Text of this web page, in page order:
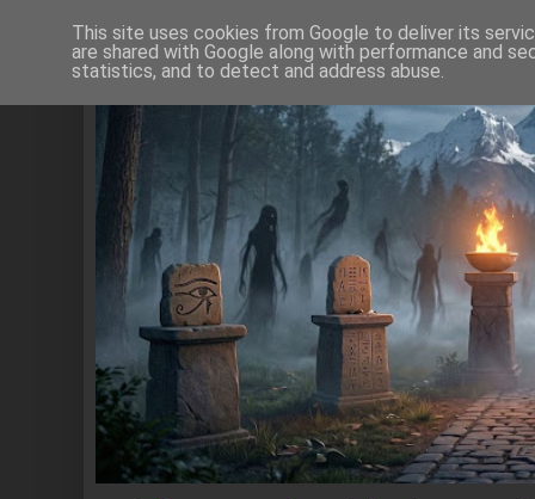
This site uses cookies from Google to deliver its
are shared with Google along with performance and
statistics, and to detect and address abuse.